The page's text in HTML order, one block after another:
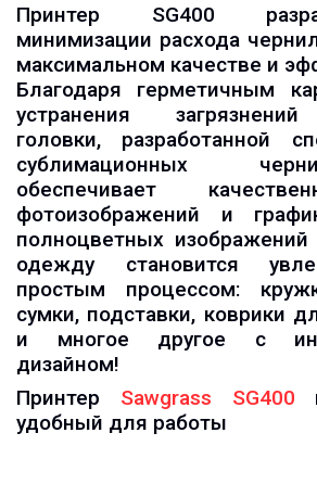
Принтер SG400
минимизации расхода
максимальном качестве и
Благодаря герметичным
устранения
головки, разработанной
сублимационных
обеспечивает
фотоизображений и
полноцветных
одежду становится
простым процессом:
сумки, подставки, коврики
и многое другое с
дизайном!
Принтер Sawgrass SG400
удобный для работы